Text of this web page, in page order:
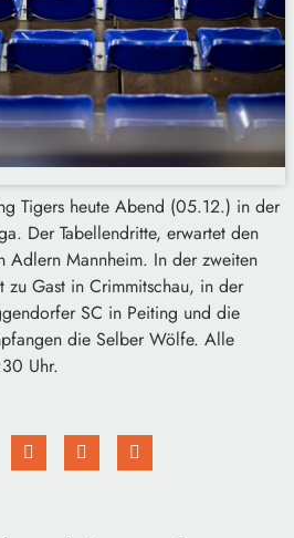
Tigers heute Abend (05.12.) in der
Der Tabellendritte, erwartet den
Adlern Mannheim. In der zweiten
zu Gast in Crimmitschau, in der
SC in Peiting und die
die Selber Wölfe. Alle
Uhr.